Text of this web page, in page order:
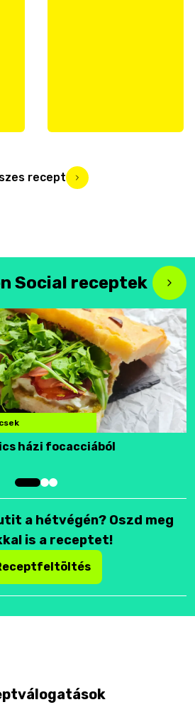
recept
Social receptek
házi focacciából
a hétvégén? Oszd meg
is a receptet!